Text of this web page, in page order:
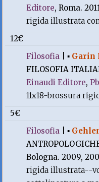
Editore, Roma.
rigida illustrata
12€
Filosofia |▪ Garin
FILOSOFIA
Einaudi Editore,
11x18-brossura
5€
Filosofia |▪
Bologna. 2009,
rigida illustrata--